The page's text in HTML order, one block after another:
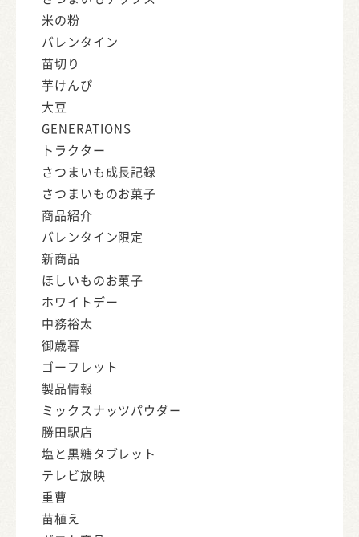
米の粉
バレンタイン
苗切り
芋けんぴ
大豆
GENERATIONS
トラクター
さつまいも成長記録
さつまいものお菓子
商品紹介
バレンタイン限定
新商品
ほしいものお菓子
ホワイトデー
中務裕太
御歳暮
ゴーフレット
製品情報
ミックスナッツパウダー
勝田駅店
塩と黒糖タブレット
テレビ放映
重曹
苗植え